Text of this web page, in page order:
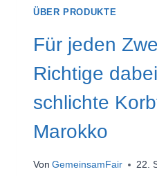
ÜBER PRODUKTE
Für jeden
Richtige
schlichte
Marokko
Von GemeinsamFair 22.